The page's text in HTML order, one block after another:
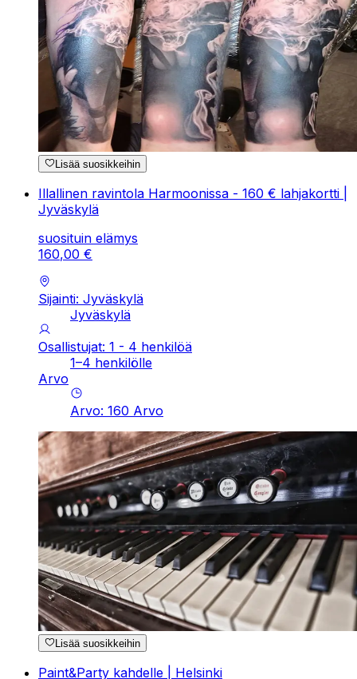
Lisää suosikkeihin
Illallinen ravintola Harmoonissa - 160 € lahjakortti |
Jyväskylä
suosituin elämys
160,00 €
Sijainti: Jyväskylä
Jyväskylä
Osallistujat: 1 - 4 henkilöä
1–4 henkilölle
Arvo
Arvo: 160 Arvo
Lisää suosikkeihin
Paint&Party kahdelle | Helsinki